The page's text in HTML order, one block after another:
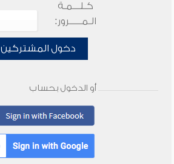
كـلـــمـة
الـمـــــرور:
دخول المشتركين
أو الدخول بحساب